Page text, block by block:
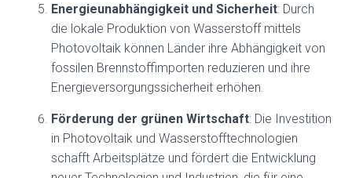
Energieunabhängigkeit und Sicherheit: Durch
die lokale Produktion von Wasserstoff mittels
Photovoltaik können Länder ihre Abhängigkeit von
fossilen Brennstoffimporten reduzieren und ihre
Energieversorgungssicherheit erhöhen.
Förderung der grünen Wirtschaft: Die Investition
in Photovoltaik und Wasserstofftechnologien
schafft Arbeitsplätze und fördert die Entwicklung